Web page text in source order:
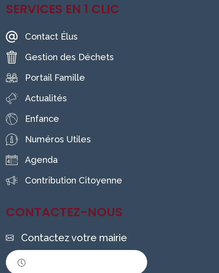
SERVICES EN 1 CLIC
Contact Élus
Gestion des Déchets
Portail Famille
Actualités
Enfance
Numéros Utiles
Agenda
Contribution Citoyenne
CONTACTEZ-NOUS
Contactez votre mairie